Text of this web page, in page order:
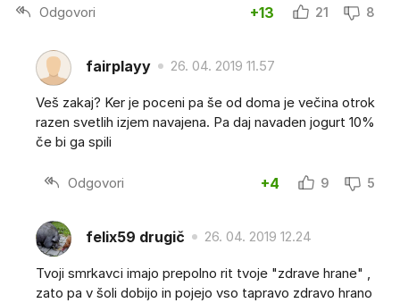
Odgovori +13 21 8
fairplayy 26. 04. 2019 11.57
Veš zakaj? Ker je poceni pa še od doma je večina otrok
razen svetlih izjem navajena. Pa daj navaden jogurt 10%
če bi ga spili
Odgovori +4 9 5
felix59 drugič 26. 04. 2019 12.24
Tvoji smrkavci imajo prepolno rit tvoje "zdrave hrane" ,
zato pa v šoli dobijo in pojejo vso tapravo zdravo hrano